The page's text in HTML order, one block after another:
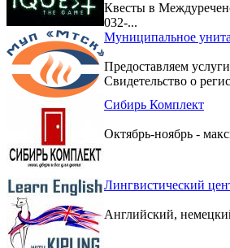
Квесты в
032-...
Муниципальное
Предоставляем
Свидетельство о
Сибирь Комплект
Октябрь-ноябрь -
Лингвистический
Английский,